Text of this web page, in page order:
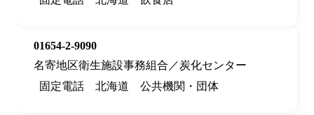
01654-2-9090
名寄地区衛生施設事務組合／炭化センター
固定電話
北海道 公共機関・団体